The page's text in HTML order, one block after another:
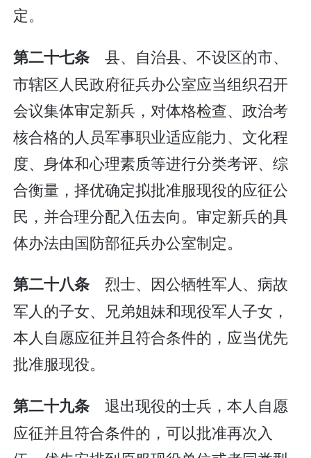
定。
第二十七条 县、自治县、不设区的市、
市辖区人民政府征兵办公室应当组织召开
会议集体审定新兵，对体格检查、政治考
核合格的人员军事职业适应能力、文化程
度、身体和心理素质等进行分类考评、综
合衡量，择优确定拟批准服现役的应征公
民，并合理分配入伍去向。审定新兵的具
体办法由国防部征兵办公室制定。
第二十八条 烈士、因公牺牲军人、病故
军人的子女、兄弟姐妹和现役军人子女，
本人自愿应征并且符合条件的，应当优先
批准服现役。
第二十九条 退出现役的士兵，本人自愿
应征并且符合条件的，可以批准再次入